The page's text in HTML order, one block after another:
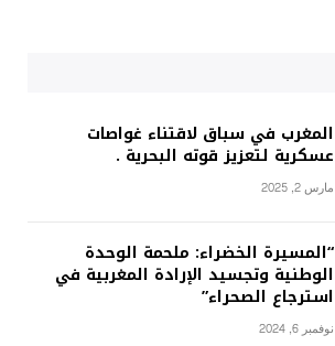
المغرب في سباق لاقتناء غواصات
عسكرية لتعزيز قوته البحرية .
مارس 2, 2025
“المسيرة الخضراء: ملحمة الوحدة
الوطنية وتجسيد الإرادة المغربية في
استرجاع الصحراء”
نوفمبر 6, 2024